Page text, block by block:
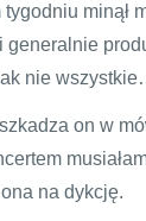
tygodniu minął
generalnie
nie
on w
na dykcję.